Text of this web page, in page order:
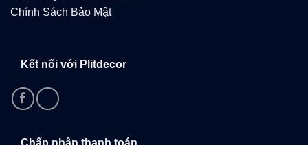
Chính Sách Bảo Mật
Kết nối với Plitdecor
Chấp nhận thanh toán